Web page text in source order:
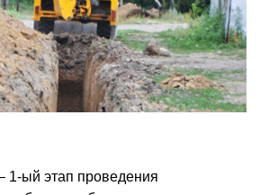
1-ый этап проведения